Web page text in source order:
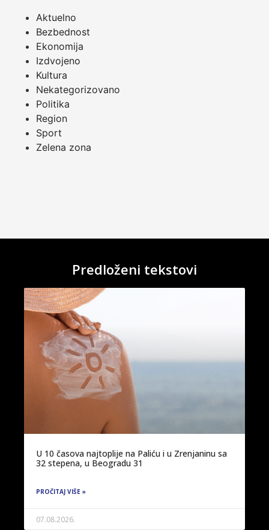
Aktuelno
Bezbednost
Ekonomija
Izdvojeno
Kultura
Nekategorizovano
Politika
Region
Sport
Zelena zona
Predloženi tekstovi
U 10 časova najtoplije na Paliću i u Zrenjaninu sa
32 stepena, u Beogradu 31
PROČITAJ VIŠE »
07.08.2026.